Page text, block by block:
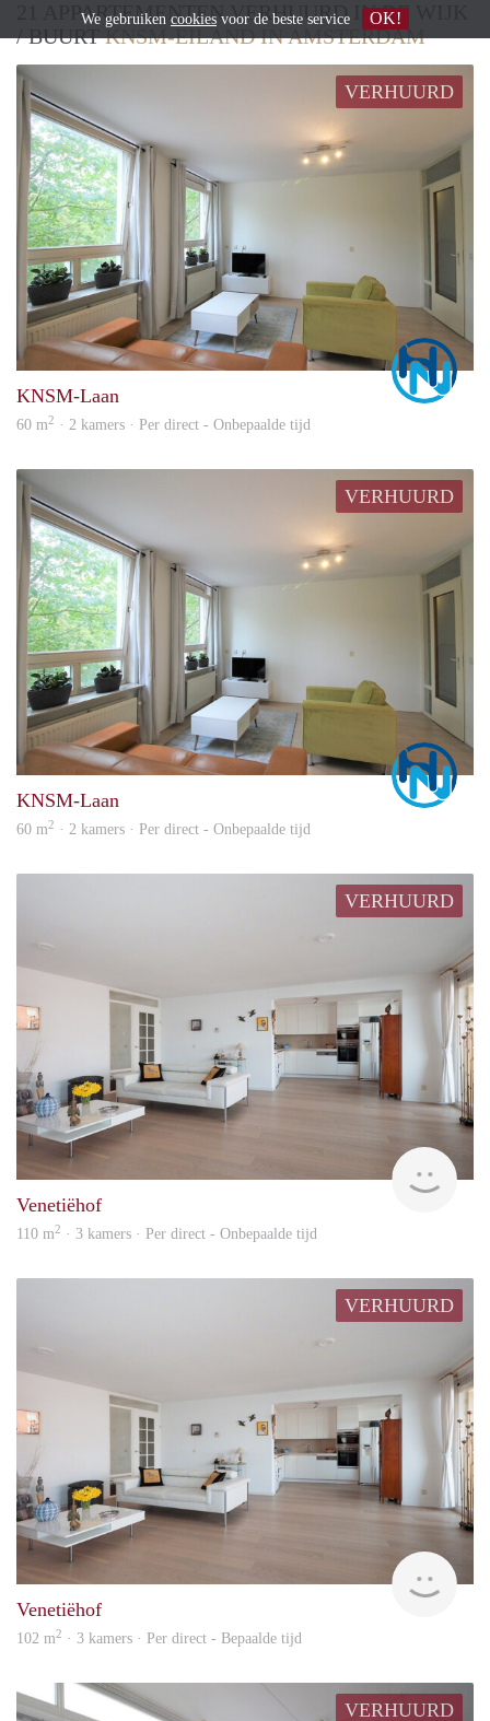
21 APPARTEMENTEN VERHUURD IN DE WIJK
/ BUURTKNSM-EILAND IN AMSTERDAM
VERHUURD
KNSM-Laan
60 m2 · 2 kamers · Per direct - Onbepaalde tijd
VERHUURD
KNSM-Laan
60 m2 · 2 kamers · Per direct - Onbepaalde tijd
VERHUURD
Venetiëhof
110 m2 · 3 kamers · Per direct - Onbepaalde tijd
VERHUURD
Venetiëhof
102 m2 · 3 kamers · Per direct - Bepaalde tijd
VERHUURD
We gebruiken cookies voor de beste service OK!